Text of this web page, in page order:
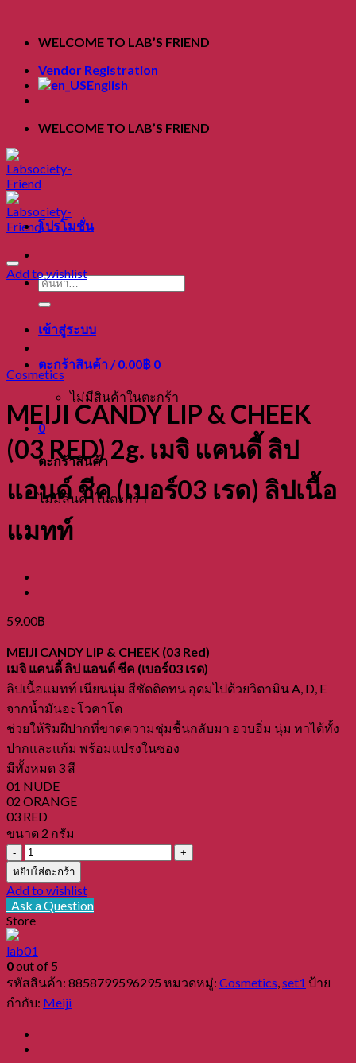
contentWELCOME TO LAB’S FRIEND
Vendor Registration
English
WELCOME TO LAB’S FRIEND
ค้นหา:
เข้าสู่ระบบ
ตะกร้าสินค้า /0.00฿ 0
ไม่มีสินค้าในตะกร้า
0
ตะกร้าสินค้า
ไม่มีสินค้าในตะกร้า
โปรโมชั่น
Add to wishlist
Cosmetics
MEIJI CANDY LIP & CHEEK
(03 RED) 2g. เมจิ แคนดี้ ลิป
แอนด์ ชีค (เบอร์03 เรด) ลิปเนื้อ
แมทท์
59.00฿
MEIJI CANDY LIP & CHEEK (03 Red)
เมจิ แคนดี้ ลิป แอนด์ ชีค (เบอร์03 เรด)
ลิปเนื้อแมทท์ เนียนนุ่ม สีชัดติดทน อุดมไปด้วยวิตามิน A, D, E
จากน้ำมันอะโวคาโด
ช่วยให้ริมฝีปากที่ขาดความชุ่มชื้นกลับมา อวบอิ่ม นุ่ม ทาได้ทั้ง
ปากและแก้ม พร้อมแปรงในซอง
มีทั้งหมด 3 สี
01 NUDE
02 ORANGE
03 RED
ขนาด 2 กรัม
จำนวน
MEIJI
CANDY
LIP
&
CHEEK
(03
RED)
2g.
เมจิ
แคน
ดี้
ลิป
หยิบใส่ตะกร้า
Add to wishlist
Ask a Question
Store
lab01
0out of 5
รหัสสินค้า: 8858799596295 หมวดหมู่: Cosmetics,set1 ป้าย
กำกับ: Meiji